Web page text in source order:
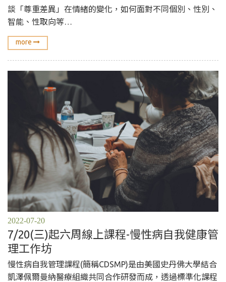
談「尊重差異」在情緒的變化，如何面對不同個別、性別、
智能、性取向等…
more
2022-07-20
7/20(三)起六周線上課程-慢性病自我健康管
理工作坊
慢性病自我管理課程(簡稱CDSMP)是由美國史丹佛大學結合
凱澤佩爾曼納醫療組織共同合作研發而成，透過標準化課程